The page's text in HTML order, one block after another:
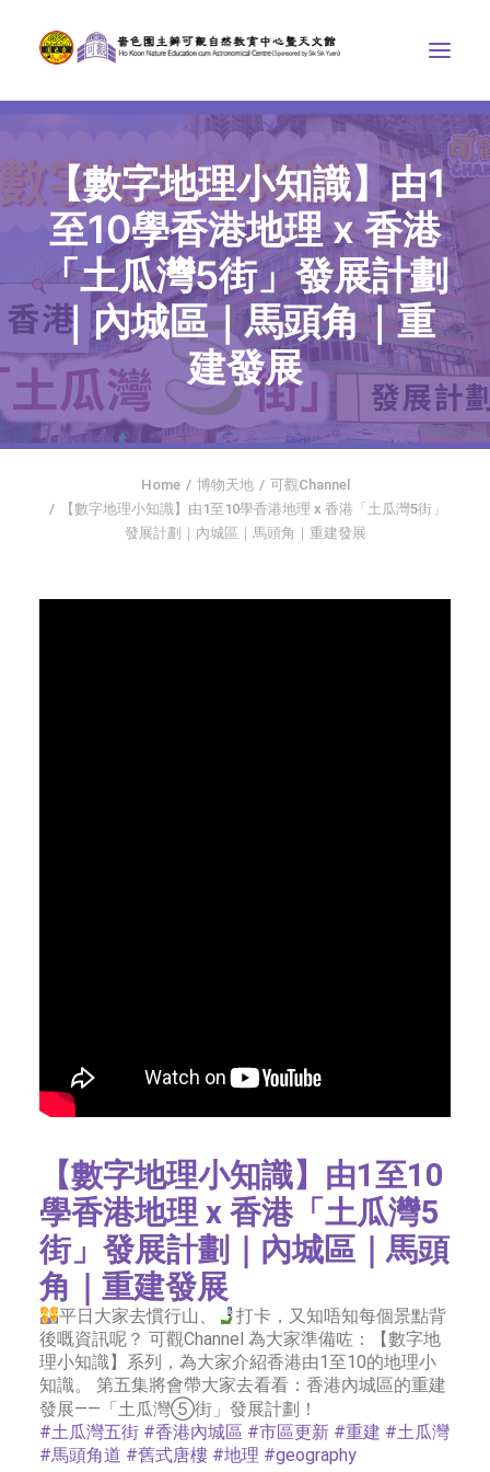
學界課程
天文館
博物天地
比賽/專題計劃
聯絡我們
SEARCH
首頁
【數字地理小知識】由1
至10學香港地理 x 香港
「土瓜灣5街」發展計劃
｜內城區｜馬頭角｜重
建發展
Home 博物天地
可觀Channel
【數字地理小知識】由1至10學香港地理 x 香港「土瓜灣5街」
發展計劃｜內城區｜馬頭角｜重建發展
【數字地理小知識】由1至10
學香港地理 x 香港「土瓜灣5
街」發展計劃｜內城區｜馬頭
角｜重建發展
平日大家去慣行山、
打卡，又知唔知每個景點背
後嘅資訊呢？ 可觀Channel 為大家準備咗：【數字地
理小知識】系列，為大家介紹香港由1至10的地理小
知識。 第五集將會帶大家去看看：香港內城區的重建
發展——「土瓜灣⑤街」發展計劃！
#土瓜灣五街 #香港內城區 #市區更新 #重建 #土瓜灣
#馬頭角道 #舊式唐樓 #地理 #geography